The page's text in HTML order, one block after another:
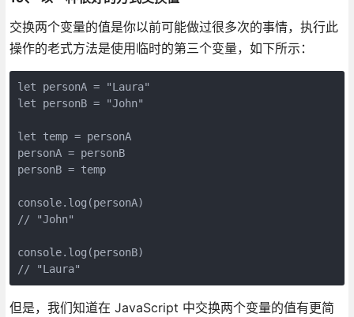
交换两个变量的值是你以前可能做过很多次的事情，执行此
操作的老式方法是使用临时的第三个变量，如下所示：
let personA = "Laura"
let personB = "John"
let temp = personA
personA = personB
personB = temp
console.log(personA)
// "John"
console.log(personB)
// "Laura"
但是，我们知道在 JavaScript 中交换两个变量的值有更简